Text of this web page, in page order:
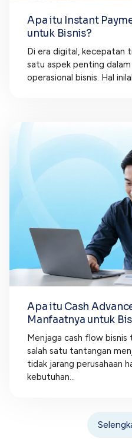
Apa itu Instant
untuk Bisnis?
Di era digital, kecepatan
satu aspek penting
operasional bisnis. Hal
Apa itu Cash
Manfaatnya untuk
Menjaga cash flow
salah satu tantangan
tidak jarang perusahaan
kebutuhan...